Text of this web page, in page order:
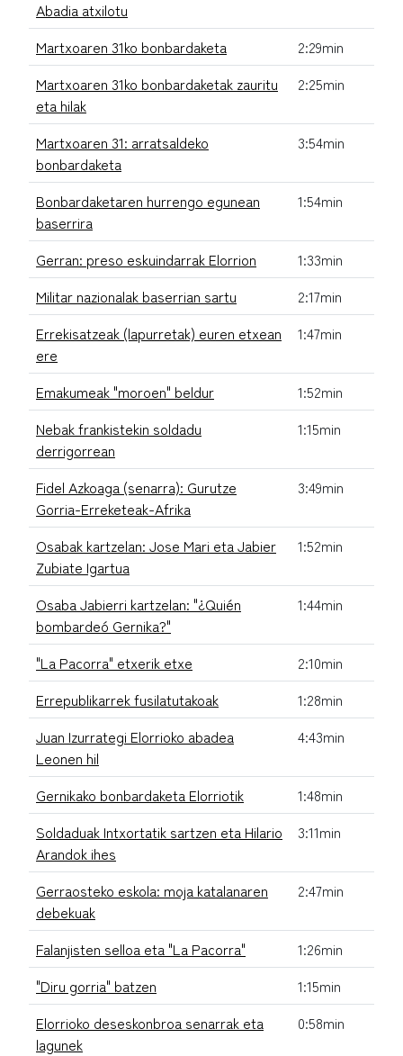
Abadia atxilotu
Martxoaren 31ko bonbardaketa
2:29min
Martxoaren 31ko bonbardaketak zauritu
eta hilak
2:25min
Martxoaren 31: arratsaldeko
bonbardaketa
3:54min
Bonbardaketaren hurrengo egunean
baserrira
1:54min
Gerran: preso eskuindarrak Elorrion
1:33min
Militar nazionalak baserrian sartu
2:17min
Errekisatzeak (lapurretak) euren etxean
ere
1:47min
Emakumeak "moroen" beldur
1:52min
Nebak frankistekin soldadu
derrigorrean
1:15min
Fidel Azkoaga (senarra): Gurutze
Gorria-Erreketeak-Afrika
3:49min
Osabak kartzelan: Jose Mari eta Jabier
Zubiate Igartua
1:52min
Osaba Jabierri kartzelan: "¿Quién
bombardeó Gernika?"
1:44min
"La Pacorra" etxerik etxe
2:10min
Errepublikarrek fusilatutakoak
1:28min
Juan Izurrategi Elorrioko abadea
Leonen hil
4:43min
Gernikako bonbardaketa Elorriotik
1:48min
Soldaduak Intxortatik sartzen eta Hilario
Arandok ihes
3:11min
Gerraosteko eskola: moja katalanaren
debekuak
2:47min
Falanjisten selloa eta "La Pacorra"
1:26min
"Diru gorria" batzen
1:15min
Elorrioko deseskonbroa senarrak eta
lagunek
0:58min